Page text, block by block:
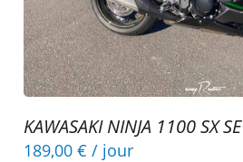
KAWASAKI NINJA 1100 SX SE
189,00 € / jour